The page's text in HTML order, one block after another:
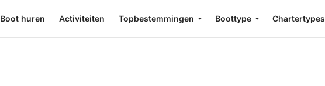
Boot huren Activiteiten Topbestemmingen Boottype Chartertypes